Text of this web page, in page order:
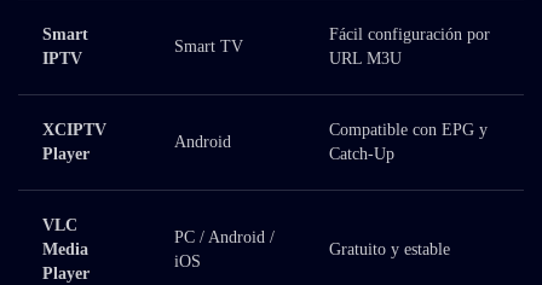
Smart
IPTV
Smart TV
Fácil configuración por
URL M3U
XCIPTV
Player
Android
Compatible con EPG y
Catch-Up
VLC
Media
Player
PC / Android /
iOS
Gratuito y estable